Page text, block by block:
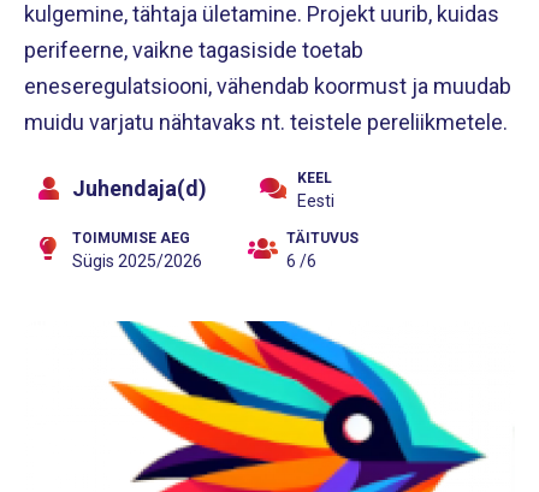
kulgemine, tähtaja ületamine. Projekt uurib, kuidas
perifeerne, vaikne tagasiside toetab
eneseregulatsiooni, vähendab koormust ja muudab
muidu varjatu nähtavaks nt. teistele pereliikmetele.
Juhendaja(d) KEEL
Eesti
TOIMUMISE AEG
Sügis 2025/2026
TÄITUVUS
6 /6